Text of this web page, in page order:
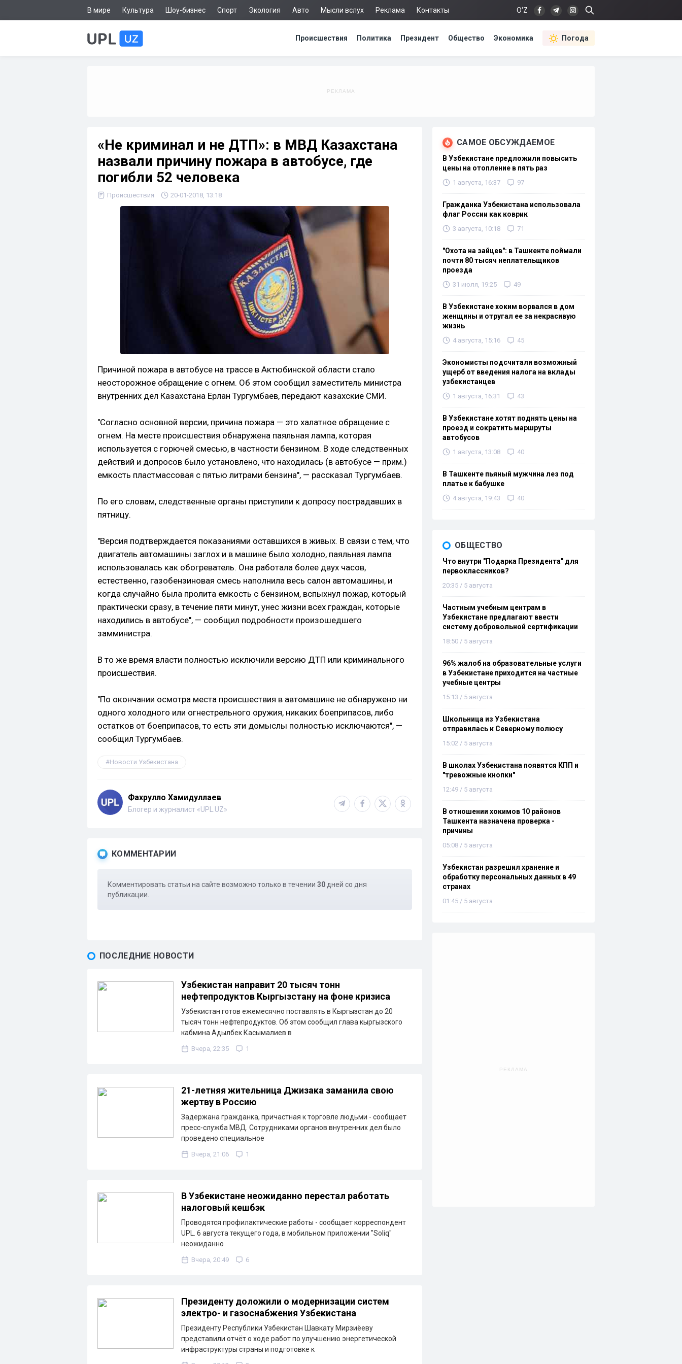
В мире Культура Шоу-бизнес Спорт Экология Авто Мысли вслух Реклама Контакты O‘Z
Происшествия Политика Президент Общество Экономика Погода
«Не криминал и не ДТП»: в МВД Казахстана
назвали причину пожара в автобусе, где
погибли 52 человека
Происшествия 20-01-2018, 13:18
Причиной пожара в автобусе на трассе в Актюбинской области стало
неосторожное обращение с огнем. Об этом сообщил заместитель министра
внутренних дел Казахстана Ерлан Тургумбаев, передают казахские СМИ.
"Согласно основной версии, причина пожара — это халатное обращение с
огнем. На месте происшествия обнаружена паяльная лампа, которая
используется с горючей смесью, в частности бензином. В ходе следственных
действий и допросов было установлено, что находилась (в автобусе — прим.)
емкость пластмассовая с пятью литрами бензина", — рассказал Тургумбаев.
По его словам, следственные органы приступили к допросу пострадавших в
пятницу.
"Версия подтверждается показаниями оставшихся в живых. В связи с тем, что
двигатель автомашины заглох и в машине было холодно, паяльная лампа
использовалась как обогреватель. Она работала более двух часов,
естественно, газобензиновая смесь наполнила весь салон автомашины, и
когда случайно была пролита емкость с бензином, вспыхнул пожар, который
практически сразу, в течение пяти минут, унес жизни всех граждан, которые
находились в автобусе", — сообщил подробности произошедшего
замминистра.
В то же время власти полностью исключили версию ДТП или криминального
происшествия.
"По окончании осмотра места происшествия в автомашине не обнаружено ни
одного холодного или огнестрельного оружия, никаких боеприпасов, либо
остатков от боеприпасов, то есть эти домыслы полностью исключаются", —
сообщил Тургумбаев.
Новости Узбекистана
Фахрулло Хамидуллаев
Блогер и журналист «UPL.UZ»
КОММЕНТАРИИ
Комментировать статьи на сайте возможно только в течении 30 дней со дня
публикации.
ПОСЛЕДНИЕ НОВОСТИ
Узбекистан направит 20 тысяч тонн
нефтепродуктов Кыргызстану на фоне кризиса
Узбекистан готов ежемесячно поставлять в Кыргызстан до 20
тысяч тонн нефтепродуктов. Об этом сообщил глава кыргызского
кабмина Адылбек Касымалиев в
Вчера, 22:35 1
21-летняя жительница Джизака заманила свою
жертву в Россию
Задержана гражданка, причастная к торговле людьми - сообщает
пресс-служба МВД. Сотрудниками органов внутренних дел было
проведено специальное
Вчера, 21:06 1
В Узбекистане неожиданно перестал работать
налоговый кешбэк
Проводятся профилактические работы - сообщает корреспондент
UPL. 6 августа текущего года, в мобильном приложении "Soliq"
неожиданно
Вчера, 20:49 6
Президенту доложили о модернизации систем
электро- и газоснабжения Узбекистана
Президенту Республики Узбекистан Шавкату Мирзиёеву
представили отчёт о ходе работ по улучшению энергетической
инфраструктуры страны и подготовке к
САМОЕ ОБСУЖДАЕМОЕ
В Узбекистане предложили повысить
цены на отопление в пять раз
1 августа, 16:37 97
Гражданка Узбекистана использовала
флаг России как коврик
3 августа, 10:18 71
"Охота на зайцев": в Ташкенте поймали
почти 80 тысяч неплательщиков
проезда
31 июля, 19:25 49
В Узбекистане хоким ворвался в дом
женщины и отругал ее за некрасивую
жизнь
4 августа, 15:16 45
Экономисты подсчитали возможный
ущерб от введения налога на вклады
узбекистанцев
1 августа, 16:31 43
В Узбекистане хотят поднять цены на
проезд и сократить маршруты
автобусов
1 августа, 13:08 40
В Ташкенте пьяный мужчина лез под
платье к бабушке
4 августа, 19:43 40
ОБЩЕСТВО
Что внутри "Подарка Президента" для
первоклассников?
20:35 / 5 августа
Частным учебным центрам в
Узбекистане предлагают ввести
систему добровольной сертификации
18:50 / 5 августа
96% жалоб на образовательные услуги
в Узбекистане приходится на частные
учебные центры
15:13 / 5 августа
Школьница из Узбекистана
отправилась к Северному полюсу
15:02 / 5 августа
В школах Узбекистана появятся КПП и
"тревожные кнопки"
12:49 / 5 августа
В отношении хокимов 10 районов
Ташкента назначена проверка -
причины
05:08 / 5 августа
Узбекистан разрешил хранение и
обработку персональных данных в 49
странах
01:45 / 5 августа